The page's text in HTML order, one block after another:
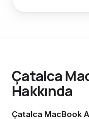
Çatalca
Hakkında
Çatalca MacBook